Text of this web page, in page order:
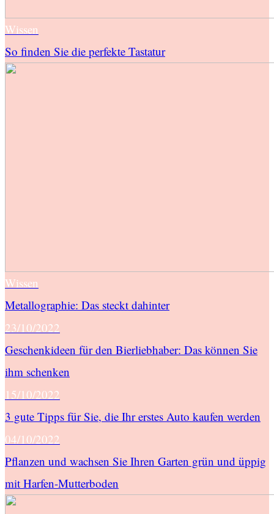
Wissen
So finden Sie die perfekte Tastatur
Wissen
Metallographie: Das steckt dahinter
23/10/2022
Geschenkideen für den Bierliebhaber: Das können Sie
ihm schenken
15/10/2022
3 gute Tipps für Sie, die Ihr erstes Auto kaufen werden
04/10/2022
Pflanzen und wachsen Sie Ihren Garten grün und üppig
mit Harfen-Mutterboden